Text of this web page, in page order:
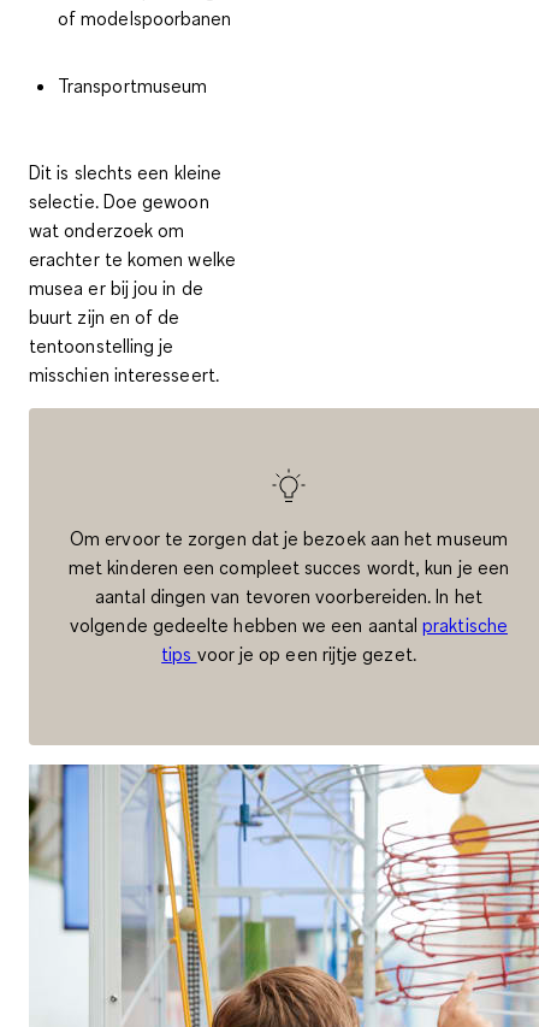
of modelspoorbanen
Transportmuseum
Dit is slechts een kleine
selectie. Doe gewoon
wat onderzoek om
erachter te komen welke
musea er bij jou in de
buurt zijn en of de
tentoonstelling je
misschien interesseert.
Om ervoor te zorgen dat je bezoek aan het museum
met kinderen een compleet succes wordt, kun je een
aantal dingen van tevoren voorbereiden. In het
volgende gedeelte hebben we een aantalpraktische
tips voor je op een rijtje gezet.